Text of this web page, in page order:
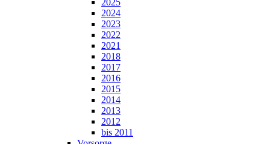
2025
2024
2023
2022
2021
2018
2017
2016
2015
2014
2013
2012
bis 2011